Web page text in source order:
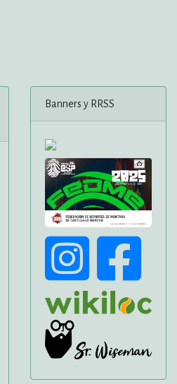
Banners y RRSS